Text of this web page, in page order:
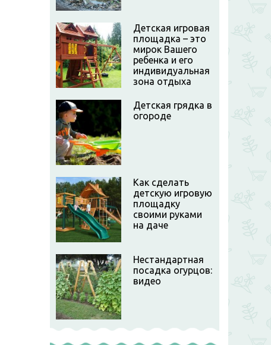
Детская игровая
площадка – это
мирок Вашего
ребенка и его
индивидуальная
зона отдыха
Детская грядка в
огороде
Как сделать
детскую игровую
площадку
своими руками
на даче
Нестандартная
посадка огурцов:
видео